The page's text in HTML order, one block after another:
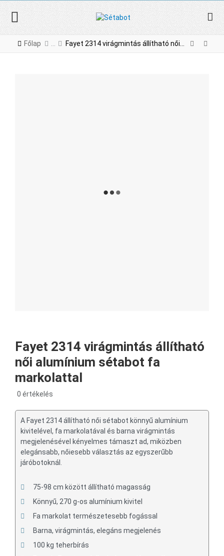
Főlap Fayet 2314 virágmintás állítható női alumínium sétabot fa markolattal
Fayet 2314 virágmintás állítható
női alumínium sétabot fa
markolattal
0 értékelés
A Fayet 2314 állítható női sétabot könnyű alumínium
kivitelével, fa markolatával és barna virágmintás
megjelenésével kényelmes támaszt ad, miközben
elegánsabb, nőiesebb választás az egyszerűbb
járóbotoknál.
75-98 cm között állítható magasság
Könnyű, 270 g-os alumínium kivitel
Fa markolat természetesebb fogással
Barna, virágmintás, elegáns megjelenés
100 kg teherbírás